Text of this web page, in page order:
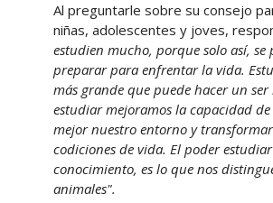
Al preguntarle sobre su consejo
niñas, adolescentes y joves,
estudien mucho, porque solo así, se
preparar para enfrentar la vida.
más grande que puede hacer un
estudiar mejoramos la capacidad
mejor nuestro entorno y
codiciones de vida. El poder
conocimiento, es lo que nos
animales".